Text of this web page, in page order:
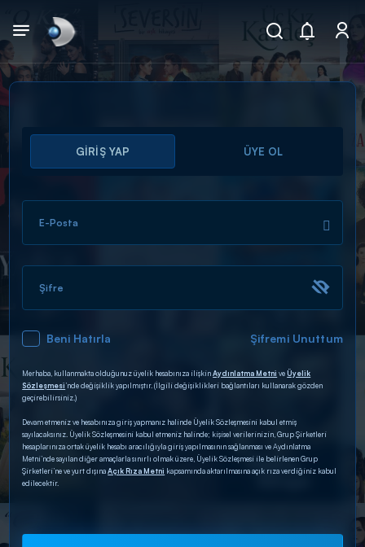
Arama
ARAMA SONUÇLARI
DİĞER SONUÇLAR
GİRİŞ YAP ÜYE OL
E-Posta
Şifre
Beni Hatırla Şifremi Unuttum
Merhaba, kullanmakta olduğunuz üyelik hesabınıza ilişkinAydınlatma Metni veÜyelik
Sözleşmesi’nde değişiklik yapılmıştır. (İlgili değişiklikleri bağlantıları kullanarak gözden
geçirebilirsiniz.)
Devam etmeniz ve hesabınıza giriş yapmanız halinde Üyelik Sözleşmesini kabul etmiş
sayılacaksınız. Üyelik Sözleşmesini kabul etmeniz halinde; kişisel verilerinizin, Grup Şirketleri
hesaplarınıza ortak üyelik hesabı aracılığıyla giriş yapılmasının sağlanması ve Aydınlatma
Metni’nde sayılan diğer amaçlarla sınırlı olmak üzere, Üyelik Sözleşmesi ile belirlenen Grup
Şirketleri’ne ve yurt dışınaAçık Rıza Metni kapsamında aktarılmasına açık rıza verdiğiniz kabul
edilecektir.